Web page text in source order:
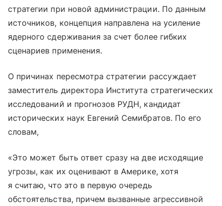
стратегии при новой администрации. По данным
источников, концепция направлена на усиление
ядерного сдерживания за счет более гибких
сценариев применения.
О причинах пересмотра стратегии рассуждает
заместитель директора Института стратегических
исследований и прогнозов РУДН, кандидат
исторических наук Евгений Семибратов. По его
словам,
«Это может быть ответ сразу на две исходящие
угрозы, как их оценивают в Америке, хотя
я считаю, что это в первую очередь
обстоятельства, причем вызванные агрессивной